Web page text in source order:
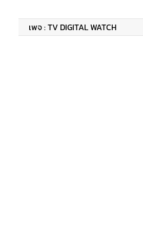
เพจ : TV DIGITAL WATCH